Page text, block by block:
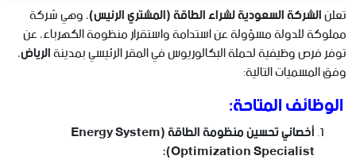
تعلنالشركة السعودية لشراء الطاقة (المشتري الرئيس)، وهي شركة
مملوكة للدولة مسؤولة عن استدامة واستقرار منظومة الكهرباء، عن
توفر فرص وظيفية لحملة البكالوريوس في المقر الرئيسي بمدينةالرياض،
وفق المسميات التالية:
الوظائف المتاحة:
أخصائي تحسين منظومة الطاقة (Energy System
Optimization Specialist):